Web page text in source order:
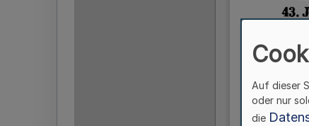
Auf dieser
oder nur
die